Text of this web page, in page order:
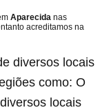
Aparecida nas
acreditamos na
diversos locais
como: O
locais